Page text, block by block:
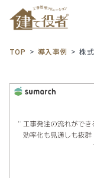
TOP 導入事例 株